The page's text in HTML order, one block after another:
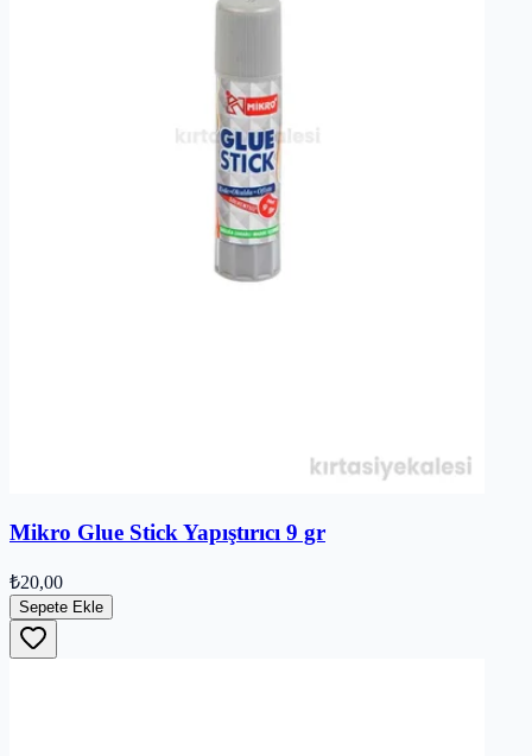
Mikro Glue Stick Yapıştırıcı 9 gr
₺20,00
Sepete Ekle